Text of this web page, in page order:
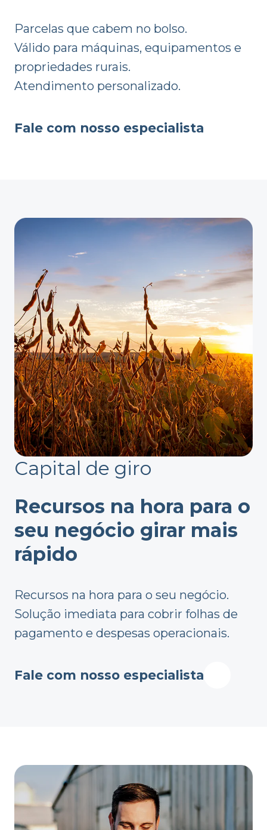
Parcelas que cabem no bolso.
Válido para máquinas, equipamentos e
propriedades rurais.
Atendimento personalizado.
Fale com nosso especialista
Capital de giro
Recursos na hora para o
seu negócio girar mais
rápido
Recursos na hora para o seu negócio.
Solução imediata para cobrir folhas de
pagamento e despesas operacionais.
Fale com nosso especialista